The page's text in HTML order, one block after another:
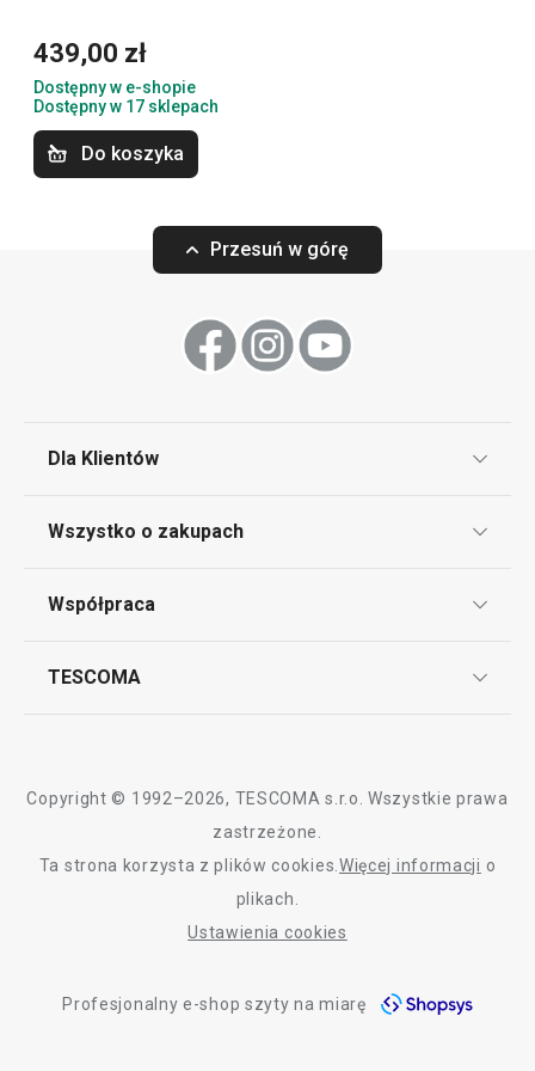
klientów, którzy na pierwszym miejscu stawiają
profesjonalny design oraz najwyższą jakość w
przystępnej cenie.
Serwowanie
Gotowanie
Mycie i sprzątanie
Czas spędzany na świeżym powietrzu
439,00 zł
Dostępny w e-shopie
Dostępny w 17 sklepach
Do koszyka
Przesuń w górę
Dla Klientów
Bony podarunkowe
Wszystko o zakupach
Dostawa i sposoby płatności
Współpraca
TESCOMA
Graficzne oznaczenie produktów
Polityka prywatności
Copyright © 1992–2026, TESCOMA s.r.o. Wszystkie prawa
zastrzeżone.
Ta strona korzysta z plików cookies. Więcej informacji o
plikach.
Ustawienia cookies
Profesjonalny e-shop szyty na miarę